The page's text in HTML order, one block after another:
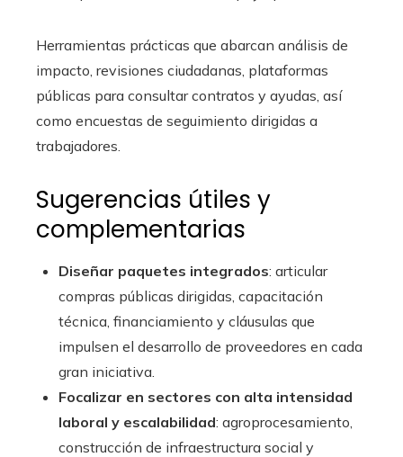
Herramientas prácticas que abarcan análisis de
impacto, revisiones ciudadanas, plataformas
públicas para consultar contratos y ayudas, así
como encuestas de seguimiento dirigidas a
trabajadores.
Sugerencias útiles y
complementarias
Diseñar paquetes integrados: articular
compras públicas dirigidas, capacitación
técnica, financiamiento y cláusulas que
impulsen el desarrollo de proveedores en cada
gran iniciativa.
Focalizar en sectores con alta intensidad
laboral y escalabilidad: agroprocesamiento,
construcción de infraestructura social y